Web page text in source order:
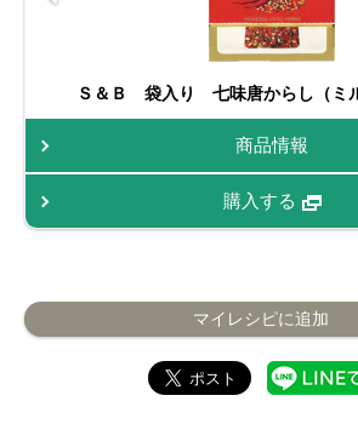
Ｓ＆Ｂ 袋入り 七味唐からし（ミル
商品情報
購入する
マイレシピに追加